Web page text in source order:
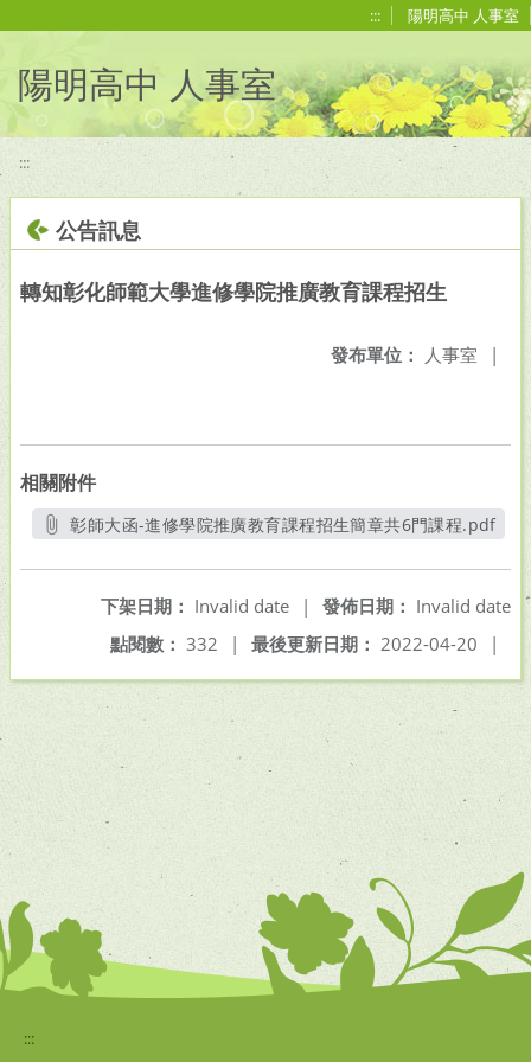
::: 陽明高中 人事室
陽明高中 人事室
:::
公告訊息
轉知彰化師範大學進修學院推廣教育課程招生
發布單位： 人事室 |
相關附件
彰師大函-進修學院推廣教育課程招生簡章共6門課程.pdf
發佈日期： Invalid date
下架日期： Invalid date
|
最後更新日期： 2022-04-20 |
點閱數： 332 |
:::